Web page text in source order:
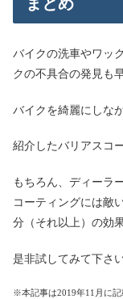
バイクの洗車やワッ
クの不具合の発見も
バイクを綺麗にしな
紹介したバリアスコ
もちろん、ディーラ
コーティングには敵
分（それ以上）の効
是非試してみて下さい
※本記事は2019年11月に